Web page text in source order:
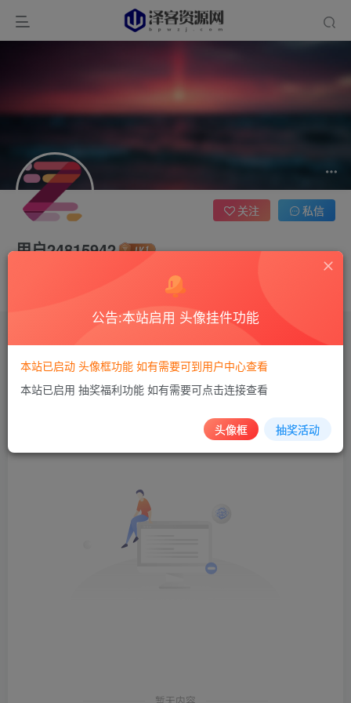
用户24815942
关注 私信
文章0 收藏0 评论5 版块0 帖子0 粉丝0
发布 0
公告:本站启用 头像挂件功能
本站已启动 头像框功能 如有需要可到用户中心查看
本站已启用 抽奖福利功能 如有需要可点击连接查看
头像框 抽奖活动